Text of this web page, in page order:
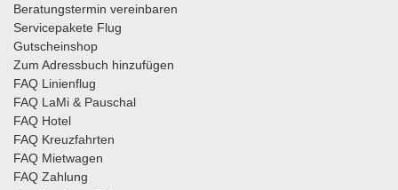
Beratungstermin vereinbaren
Servicepakete Flug
Gutscheinshop
Zum Adressbuch hinzufügen
FAQ Linienflug
FAQ LaMi & Pauschal
FAQ Hotel
FAQ Kreuzfahrten
FAQ Mietwagen
FAQ Zahlung